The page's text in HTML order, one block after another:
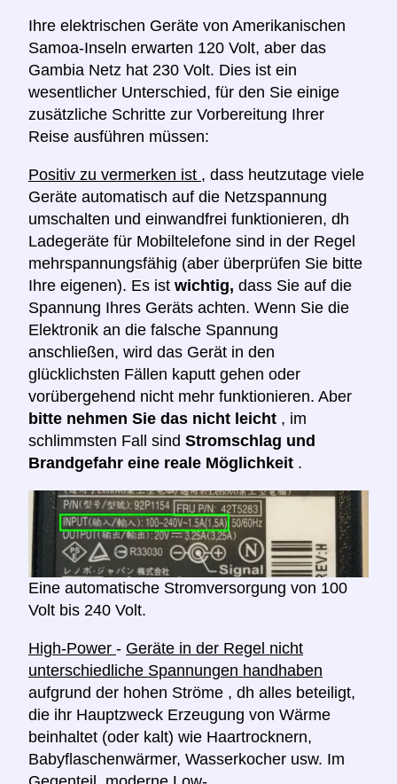
Ihre elektrischen Geräte von Amerikanischen
Samoa-Inseln erwarten 120 Volt, aber das
Gambia Netz hat 230 Volt. Dies ist ein
wesentlicher Unterschied, für den Sie einige
zusätzliche Schritte zur Vorbereitung Ihrer
Reise ausführen müssen:
Positiv zu vermerken ist , dass heutzutage viele
Geräte automatisch auf die Netzspannung
umschalten und einwandfrei funktionieren, dh
Ladegeräte für Mobiltelefone sind in der Regel
mehrspannungsfähig (aber überprüfen Sie bitte
Ihre eigenen). Es ist wichtig, dass Sie auf die
Spannung Ihres Geräts achten. Wenn Sie die
Elektronik an die falsche Spannung
anschließen, wird das Gerät in den
glücklichsten Fällen kaputt gehen oder
vorübergehend nicht mehr funktionieren. Aber
bitte nehmen Sie das nicht leicht , im
schlimmsten Fall sind Stromschlag und
Brandgefahr eine reale Möglichkeit .
Eine automatische Stromversorgung von 100
Volt bis 240 Volt.
High-Power - Geräte in der Regel nicht
unterschiedliche Spannungen handhaben
aufgrund der hohen Ströme , dh alles beteiligt,
die ihr Hauptzweck Erzeugung von Wärme
beinhaltet (oder kalt) wie Haartrocknern,
Babyflaschenwärmer, Wasserkocher usw. Im